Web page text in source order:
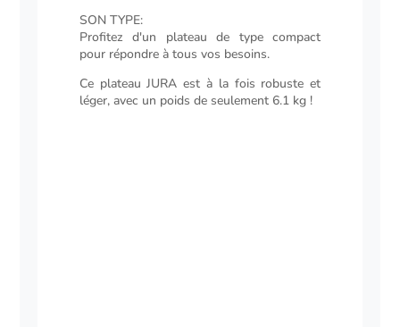
SON TYPE:
Profitez d'un plateau de type compact
pour répondre à tous vos besoins.
Ce plateau JURA est à la fois robuste et
léger, avec un poids de seulement 6.1 kg !